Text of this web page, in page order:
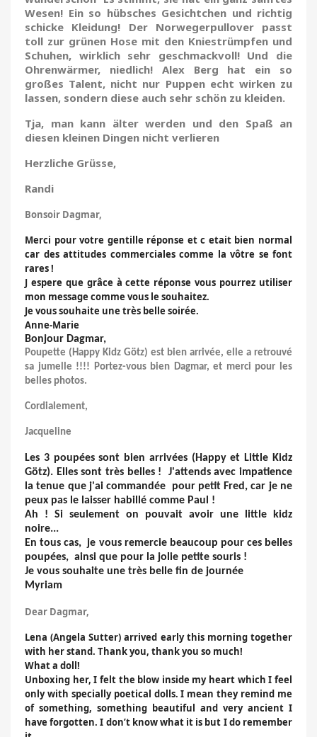
Wesen! Ein so hübsches Gesichtchen und richtig
schicke Kleidung! Der Norwegerpullover passt
toll zur grünen Hose mit den Kniestrümpfen und
Schuhen, wirklich sehr geschmackvoll! Und die
Ohrenwärmer, niedlich! Alex Berg hat ein so
großes Talent, nicht nur Puppen echt wirken zu
lassen, sondern diese auch sehr schön zu kleiden.
Tja, man kann älter werden und den Spaß an
diesen kleinen Dingen nicht verlieren
Herzliche Grüsse,
Randi
Bonsoir Dagmar,
Merci pour votre gentille réponse et c etait bien normal
car des attitudes commerciales comme la vôtre se font
rares !
J espere que grâce à cette réponse vous pourrez utiliser
mon message comme vous le souhaitez.
Je vous souhaite une très belle soirée.
Anne-Marie
Bonjour Dagmar,
Poupette (Happy Kidz Götz) est bien arrivée, elle a retrouvé
sa jumelle !!!! Portez-vous bien Dagmar, et merci pour les
belles photos.
Cordialement,
Jacqueline
Les 3 poupées sont bien arrivées (Happy et Little Kidz
Götz). Elles sont très belles ! J'attends avec impatience
la tenue que j'ai commandée pour petit Fred, car je ne
peux pas le laisser habillé comme Paul !
Ah ! Si seulement on pouvait avoir une little kidz
noire...
En tous cas, je vous remercie beaucoup pour ces belles
poupées, ainsi que pour la jolie petite souris !
Je vous souhaite une très belle fin de journée
Myriam
Dear Dagmar,
Lena (Angela Sutter) arrived early this morning together
with her stand. Thank you, thank you so much!
What a doll!
Unboxing her, I felt the blow inside my heart which I feel
only with specially poetical dolls. I mean they remind me
of something, something beautiful and very ancient I
have forgotten. I don’t know what it is but I do remember